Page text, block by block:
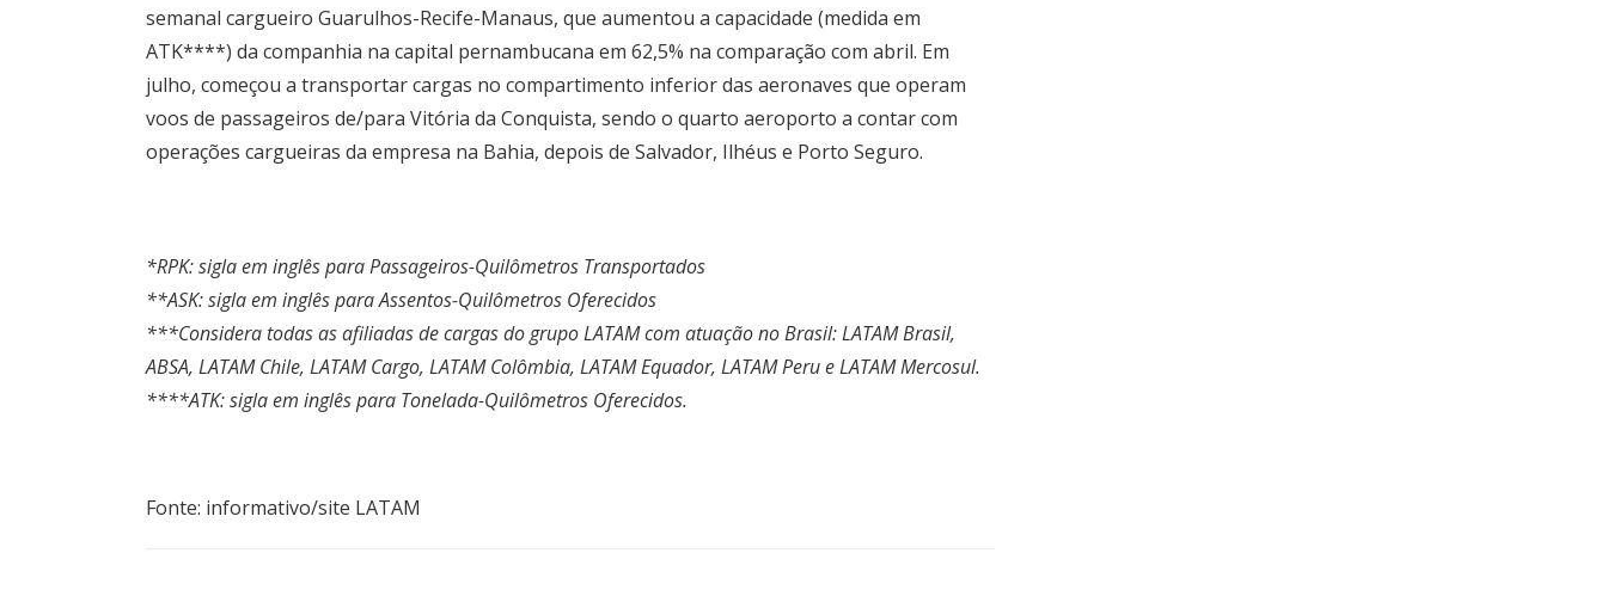
semanal cargueiro Guarulhos-Recife-Manaus, que aumentou a capacidade (medida em
ATK****) da companhia na capital pernambucana em 62,5% na comparação com abril. Em
julho, começou a transportar cargas no compartimento inferior das aeronaves que operam
voos de passageiros de/para Vitória da Conquista, sendo o quarto aeroporto a contar com
operações cargueiras da empresa na Bahia, depois de Salvador, Ilhéus e Porto Seguro.
*RPK: sigla em inglês para Passageiros-Quilômetros Transportados
**ASK: sigla em inglês para Assentos-Quilômetros Oferecidos
***Considera todas as afiliadas de cargas do grupo LATAM com atuação no Brasil: LATAM Brasil,
ABSA, LATAM Chile, LATAM Cargo, LATAM Colômbia, LATAM Equador, LATAM Peru e LATAM Mercosul.
****ATK: sigla em inglês para Tonelada-Quilômetros Oferecidos.
Fonte: informativo/site LATAM